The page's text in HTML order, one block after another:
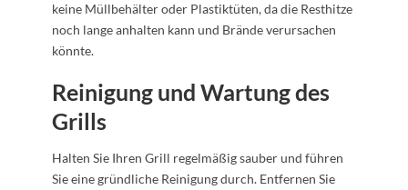
keine Müllbehälter oder Plastiktüten, da die Resthitze
noch lange anhalten kann und Brände verursachen
könnte.
Reinigung und Wartung des
Grills
Halten Sie Ihren Grill regelmäßig sauber und führen
Sie eine gründliche Reinigung durch. Entfernen Sie